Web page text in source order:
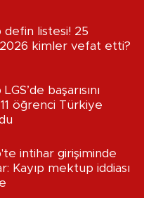
defin listesi! 25
kimler vefat etti?
başarısını
öğrenci Türkiye
intihar girişiminde
Kayıp mektup iddiası